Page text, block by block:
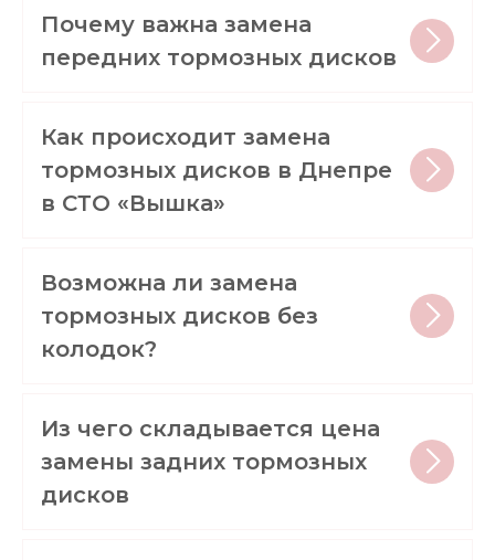
Почему важна замена
передних тормозных дисков
Как происходит замена
тормозных дисков в Днепре
в СТО «Вышка»
Возможна ли замена
тормозных дисков без
колодок?
Из чего складывается цена
замены задних тормозных
дисков